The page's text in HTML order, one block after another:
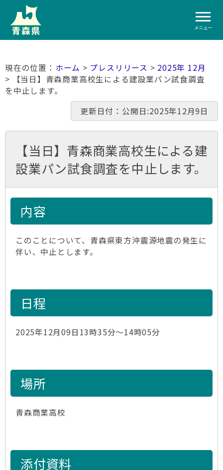
メニュー
ホーム > プレスリリース > 2025年 12月
> 【当日】青森商業高校生による建設業パン試食調査
を中止します。
更新日付：公開日:2025年12月9日
【当日】青森商業高校生による建
設業パン試食調査を中止します。
内容
このことについて、青森県東方沖震源地震の発生に
伴い、中止とします。
日程
2025年12月09日13時35分～14時05分
場所
青森商業高校
添付資料